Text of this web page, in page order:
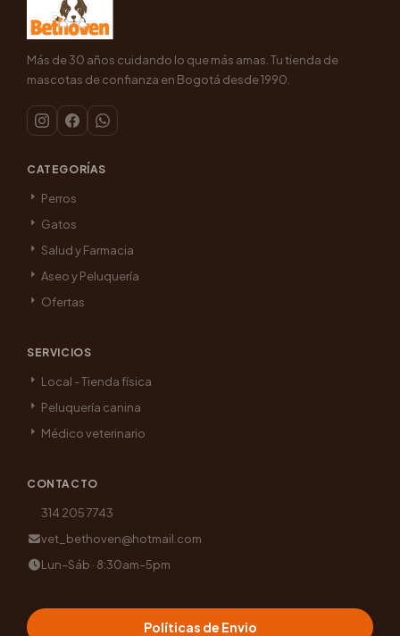
Más de 30 años cuidando lo que más amas. Tu tienda de
mascotas de confianza en Bogotá desde 1990.
CATEGORÍAS
Perros
Gatos
Salud y Farmacia
Aseo y Peluquería
Ofertas
SERVICIOS
Local - Tienda física
Peluquería canina
Médico veterinario
CONTACTO
314 205 7743
vet_bethoven@hotmail.com
Lun–Sáb · 8:30am–5pm
Políticas de Envio